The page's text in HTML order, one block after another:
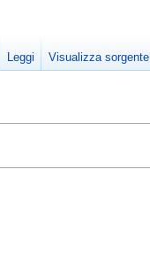
Leggi Visualizza sorgente